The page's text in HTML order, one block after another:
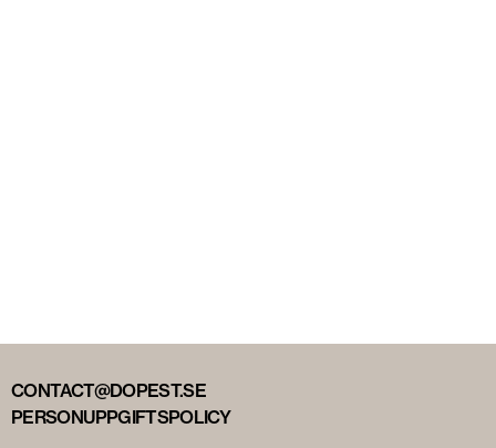
CONTACT@DOPEST.SE
PERSONUPPGIFTSPOLICY